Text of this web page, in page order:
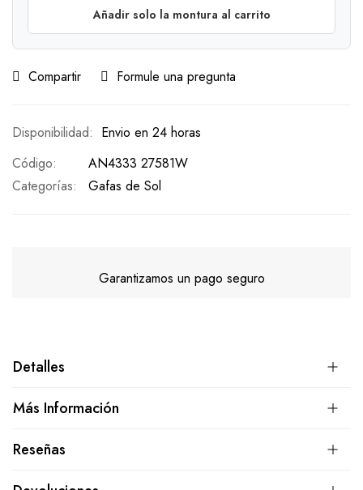
Añadir solo la montura al carrito
Compartir Formule una pregunta
Envio en 24 horas
Código
AN4333 27581W
Categorías:
Gafas de Sol
Garantizamos un pago seguro
Detalles
Más Información
Reseñas